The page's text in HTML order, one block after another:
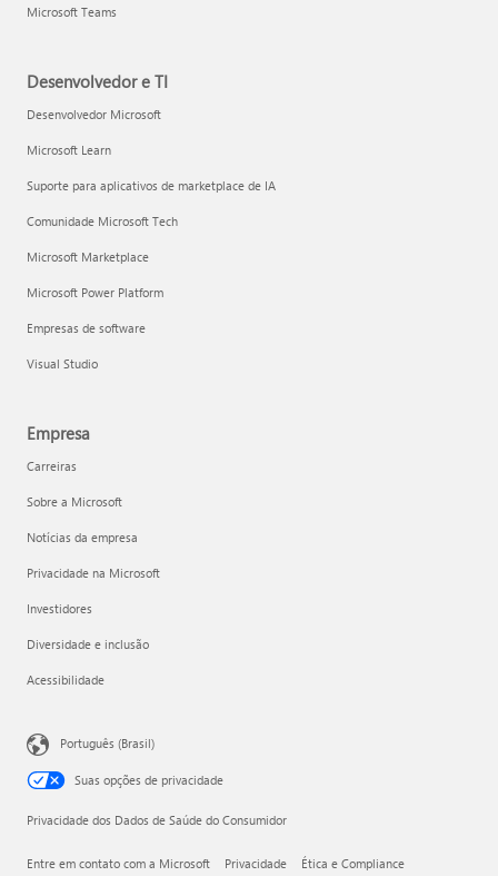
Microsoft Teams
Desenvolvedor e TI
Desenvolvedor Microsoft
Microsoft Learn
Suporte para aplicativos de marketplace de IA
Comunidade Microsoft Tech
Microsoft Marketplace
Microsoft Power Platform
Empresas de software
Visual Studio
Empresa
Carreiras
Sobre a Microsoft
Notícias da empresa
Privacidade na Microsoft
Investidores
Diversidade e inclusão
Acessibilidade
Português (Brasil)
Suas opções de privacidade
Privacidade dos Dados de Saúde do Consumidor
Entre em contato com a Microsoft Privacidade Ética e Compliance